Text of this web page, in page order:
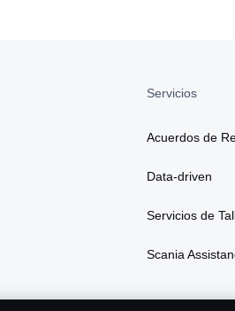
Servicios
Acuerdos de
Data-driven
Servicios de
Scania